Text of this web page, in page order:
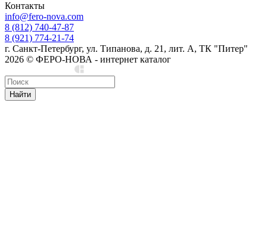
Контакты
info@fero-nova.com
8 (812) 740-47-87
8 (921) 774-21-74
г. Санкт-Петербург, ул. Типанова, д. 21, лит. А, ТК "Питер"
2026 © ФЕРО-НОВА - интернет каталог
Найти